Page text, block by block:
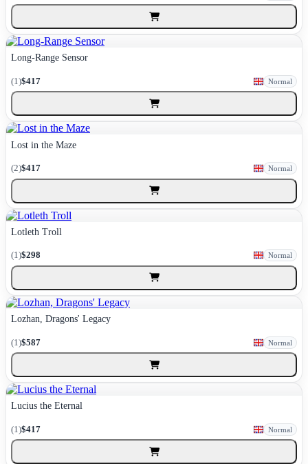
Long-Range Sensor
(1)$417 Normal
Lost in the Maze
(2)$417 Normal
Lotleth Troll
(1)$298 Normal
Lozhan, Dragons' Legacy
(1)$587 Normal
Lucius the Eternal
(1)$417 Normal